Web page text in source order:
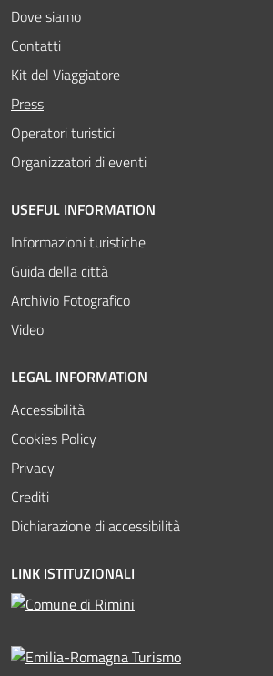
Dove siamo
Contatti
Kit del Viaggiatore
Press
Operatori turistici
Organizzatori di eventi
USEFUL INFORMATION
Informazioni turistiche
Guida della città
Archivio Fotografico
Video
LEGAL INFORMATION
Accessibilità
Cookies Policy
Privacy
Crediti
Dichiarazione di accessibilità
LINK ISTITUZIONALI